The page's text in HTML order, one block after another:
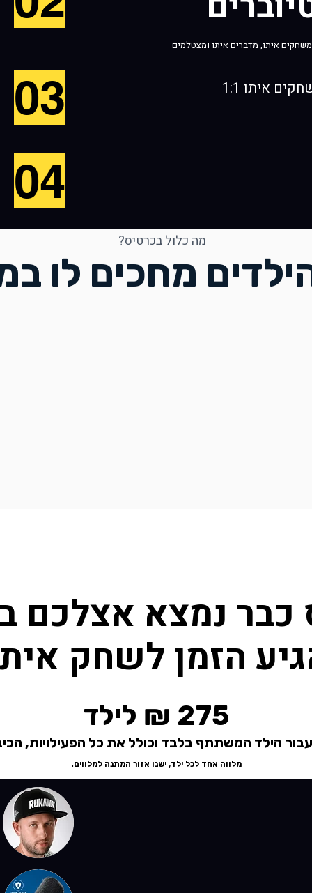
03
04
איתו, מדברים איתו ומצטלמים
איתו 1:1
מה כלול בכרטיס?
מחכים לו
כבר נמצא אצלכם
הזמן לשחק
275 ₪ לילד
הילד המשתתף בלבד וכולל את כל הפעילויות,
מלווה אחד לכל ילד, ישנו אזור המתנה למלווים.